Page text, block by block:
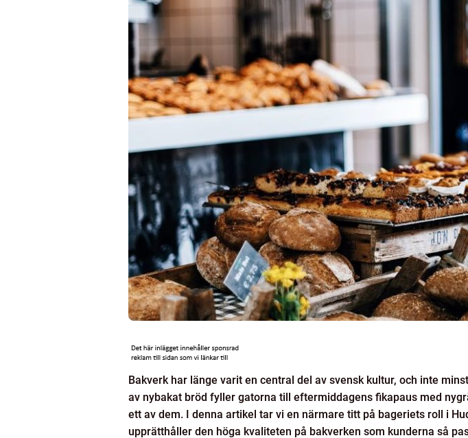
Bakverk har länge varit en central del av svensk kultur, och inte
av nybakat bröd fyller gatorna till eftermiddagens fikapaus med
ett av dem. I denna artikel tar vi en närmare titt på bageriets roll i
upprätthåller den höga kvaliteten på bakverken som kunderna så